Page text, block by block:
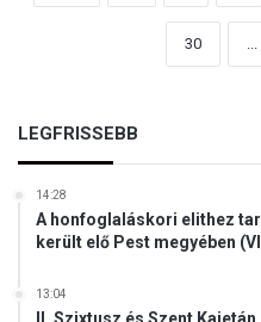
30 ...
LEGFRISSEBB
14:28
A honfoglaláskori elithez
került elő Pest megyében
13:04